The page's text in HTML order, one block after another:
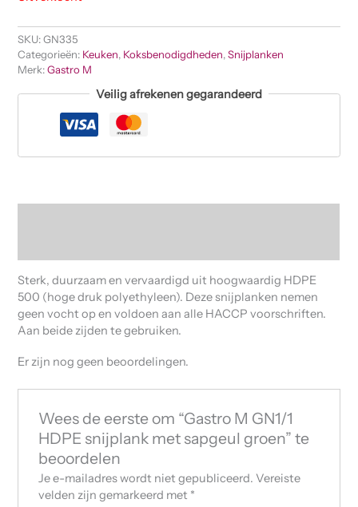
SKU:GN335
Categorieën: Keuken, Koksbenodigdheden,Snijplanken
Merk:Gastro M
Veilig afrekenen gegarandeerd
Sterk, duurzaam en vervaardigd uit hoogwaardig HDPE
500 (hoge druk polyethyleen). Deze snijplanken nemen
geen vocht op en voldoen aan alle HACCP voorschriften.
Aan beide zijden te gebruiken.
Er zijn nog geen beoordelingen.
Wees de eerste om “Gastro M GN1/1
HDPE snijplank met sapgeul groen” te
beoordelen
Je e-mailadres wordt niet gepubliceerd. Vereiste
velden zijn gemarkeerd met *